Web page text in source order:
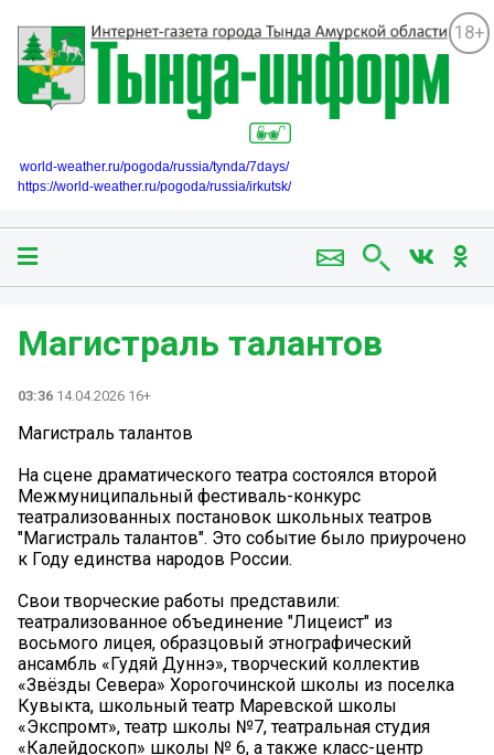
18+
world-weather.ru/pogoda/russia/tynda/7days/
https://world-weather.ru/pogoda/russia/irkutsk/
Магистраль талантов
03:36 14.04.2026 16+
Магистраль талантов
На сцене драматического театра состоялся второй
Межмуниципальный фестиваль-конкурс
театрализованных постановок школьных театров
"Магистраль талантов". Это событие было приурочено
к Году единства народов России.
Свои творческие работы представили:
театрализованное объединение "Лицеист" из
восьмого лицея, образцовый этнографический
ансамбль «Гудяй Дуннэ», творческий коллектив
«Звёзды Севера» Хорогочинской школы из поселка
Кувыкта, школьный театр Маревской школы
«Экспромт», театр школы №7, театральная студия
«Калейдоскоп» школы № 6, а также класс-центр